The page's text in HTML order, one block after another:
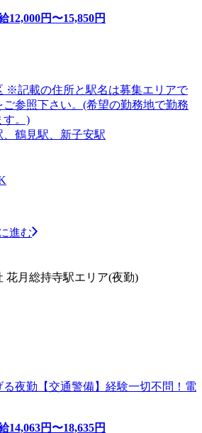
12,000円〜15,850円
※記載の住所と駅名は募集エリアで
参照下さい。(希望の勤務地で勤務
す。)
鶴見駅、新子安駅
進む
花月総持寺駅エリア(夜勤)
夜勤【交通警備】経験一切不問！電
14,063円〜18,635円